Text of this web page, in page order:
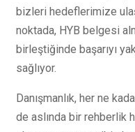
bizleri hedeflerimize
noktada, HYB belgesi
birleştiğinde başarıyı
sağlıyor.
Danışmanlık, her ne
de aslında bir rehberlik